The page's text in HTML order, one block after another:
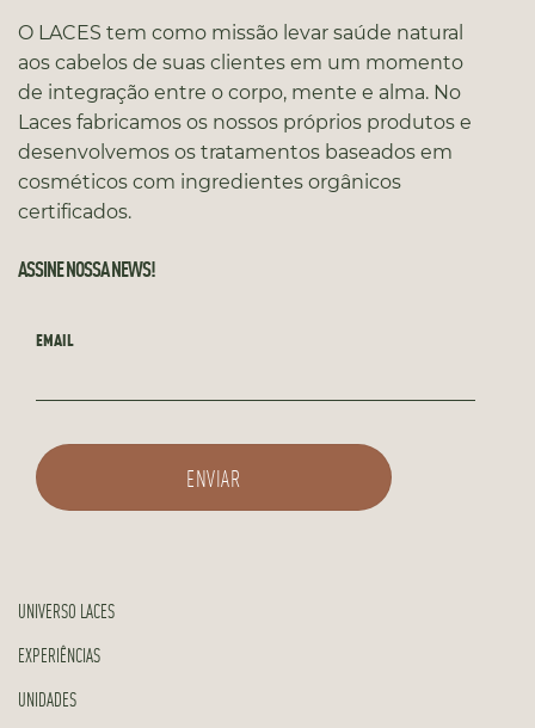
O LACES tem como missão levar saúde natural
aos cabelos de suas clientes em um momento
de integração entre o corpo, mente e alma. No
Laces fabricamos os nossos próprios produtos e
desenvolvemos os tratamentos baseados em
cosméticos com ingredientes orgânicos
certificados.
ASSINE NOSSA NEWS!
EMAIL
UNIVERSO LACES
EXPERIÊNCIAS
UNIDADES